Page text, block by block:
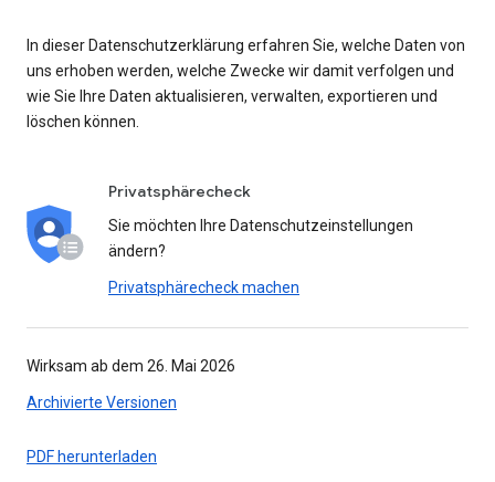
In dieser Datenschutzerklärung erfahren Sie, welche Daten von
uns erhoben werden, welche Zwecke wir damit verfolgen und
wie Sie Ihre Daten aktualisieren, verwalten, exportieren und
löschen können.
Privatsphärecheck
Sie möchten Ihre Datenschutzeinstellungen
ändern?
Privatsphärecheck machen
Wirksam ab dem 26. Mai 2026
Archivierte Versionen
PDF herunterladen